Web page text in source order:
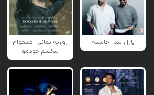
پازل بند - حاشیه
روزبه بمانی - میخوام
ببخشم خودمو